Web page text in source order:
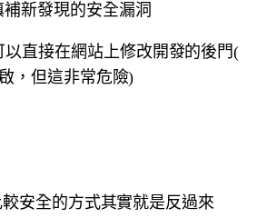
新發現的安全漏洞
以直接在網站上修改開發的後門(
，但這非常危險)
較安全的方式其實就是反過來